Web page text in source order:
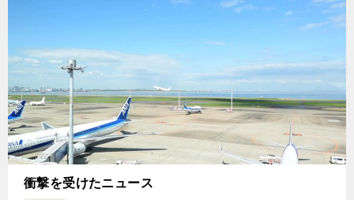
衝撃を受けたニュース